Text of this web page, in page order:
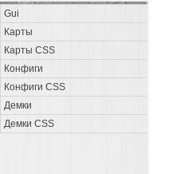
Gui
Карты
Карты CSS
Конфиги
Конфиги CSS
Демки
Демки CSS